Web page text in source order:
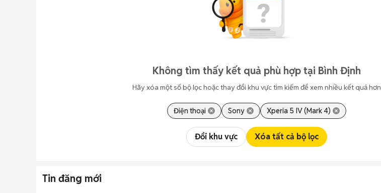
Không tìm thấy kết quả phù hợp tại Bình Định
Hãy xóa một số bộ lọc hoặc thay đổi khu vực tìm kiếm để xem nhiều kết quả hơn
Điện thoại Sony Xperia 5 IV (Mark 4)
Đổi khu vực Xóa tất cả bộ lọc
Tin đăng mới